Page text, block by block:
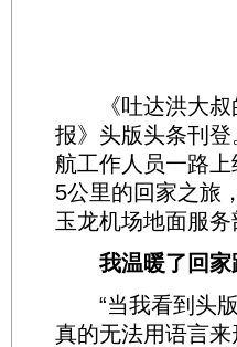
《吐达洪大叔
报》头版头条刊
航工作人员一路
5公里的回家之旅
玉龙机场地面服务
我温暖了回家
“当我看到头版
真的无法用语言